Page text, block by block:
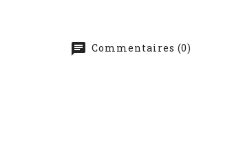
Commentaires (0)